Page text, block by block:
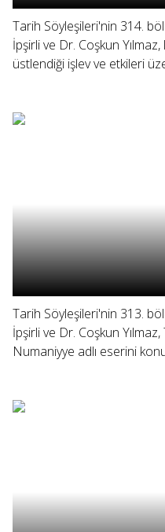
Tarih Söyleşileri'nin 314.
İpşirli ve Dr. Coşkun
üstlendiği işlev ve etkileri
Tarih Söyleşileri'nin 313.
İpşirli ve Dr. Coşkun Yılmaz,
Numaniyye adlı eserini